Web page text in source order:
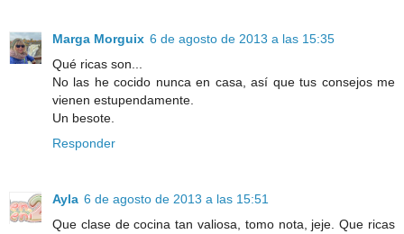
Marga Morguix 6 de agosto de 2013 a las 15:35
Qué ricas son...
No las he cocido nunca en casa, así que tus consejos me
vienen estupendamente.
Un besote.
Responder
Ayla 6 de agosto de 2013 a las 15:51
Que clase de cocina tan valiosa, tomo nota, jeje. Que ricas